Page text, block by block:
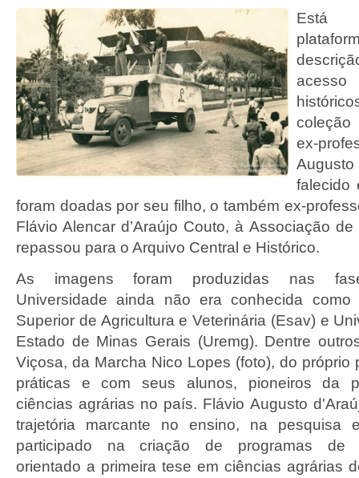
Está
ex-
falecido
foram doadas por seu filho, o também ex-
Flávio Alencar d’Araújo Couto, à Associação
repassou para o Arquivo Central e Histórico.
As imagens foram produzidas nas
Universidade ainda não era conhecida como
Superior de Agricultura e Veterinária (Esav) e
Estado de Minas Gerais (Uremg). Dentre
Viçosa, da Marcha Nico Lopes (foto), do próprio
práticas e com seus alunos, pioneiros da
ciências agrárias no país. Flávio Augusto
trajetória marcante no ensino, na pesquisa
participado na criação de programas de
orientado a primeira tese em ciências agrárias